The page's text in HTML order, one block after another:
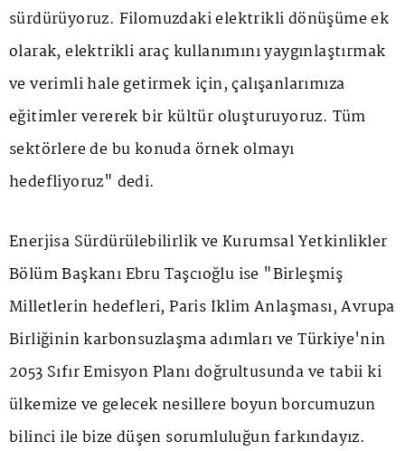
sürdürüyoruz. Filomuzdaki elektrikli dönüşüme ek
olarak, elektrikli araç kullanımını yaygınlaştırmak
ve verimli hale getirmek için, çalışanlarımıza
eğitimler vererek bir kültür oluşturuyoruz. Tüm
sektörlere de bu konuda örnek olmayı
hedefliyoruz" dedi.
Enerjisa Sürdürülebilirlik ve Kurumsal Yetkinlikler
Bölüm Başkanı Ebru Taşcıoğlu ise "Birleşmiş
Milletlerin hedefleri, Paris İklim Anlaşması, Avrupa
Birliğinin karbonsuzlaşma adımları ve Türkiye'nin
2053 Sıfır Emisyon Planı doğrultusunda ve tabii ki
ülkemize ve gelecek nesillere boyun borcumuzun
bilinci ile bize düşen sorumluluğun farkındayız.